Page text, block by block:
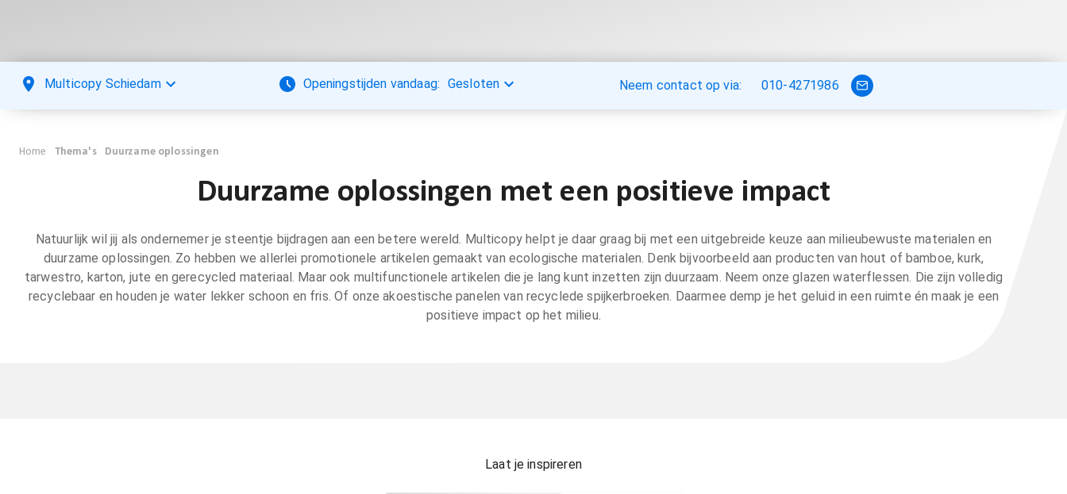
Multicopy Schiedam Openingstijden vandaag: Gesloten Neem contact op via: 010-4271986
Home Thema's Duurzame oplossingen
Duurzame oplossingen met een positieve impact
Natuurlijk wil jij als ondernemer je steentje bijdragen aan een betere wereld. Multicopy helpt je daar graag bij met een uitgebreide keuze aan milieubewuste materialen en
duurzame oplossingen. Zo hebben we allerlei promotionele artikelen gemaakt van ecologische materialen. Denk bijvoorbeeld aan producten van hout of bamboe, kurk,
tarwestro, karton, jute en gerecycled materiaal. Maar ook multifunctionele artikelen die je lang kunt inzetten zijn duurzaam. Neem onze glazen waterflessen. Die zijn volledig
recyclebaar en houden je water lekker schoon en fris. Of onze akoestische panelen van recyclede spijkerbroeken. Daarmee demp je het geluid in een ruimte én maak je een
positieve impact op het milieu.
Laat je inspireren